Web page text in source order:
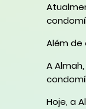
Além de
A
Hoje, a